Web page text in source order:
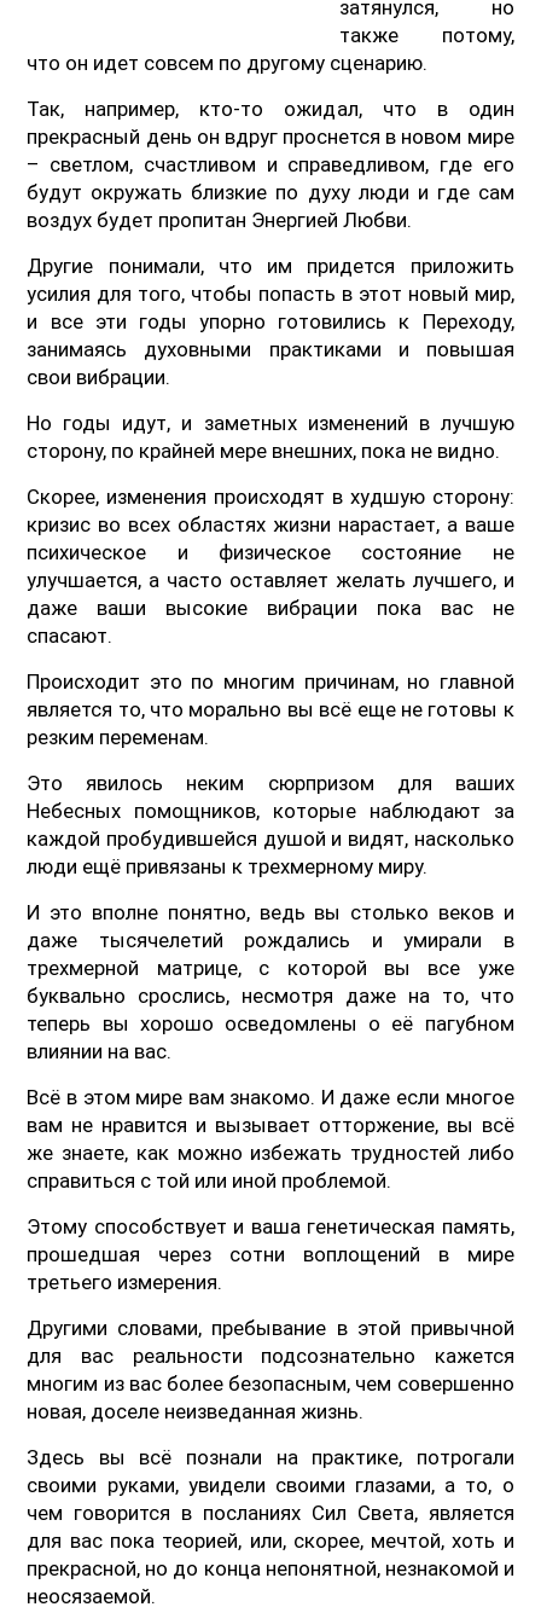
затянулся, но
также потому,
что он идет совсем по другому сценарию.
Так, например, кто-то ожидал, что в один
прекрасный день он вдруг проснется в новом мире
– светлом, счастливом и справедливом, где его
будут окружать близкие по духу люди и где сам
воздух будет пропитан Энергией Любви.
Другие понимали, что им придется приложить
усилия для того, чтобы попасть в этот новый мир,
и все эти годы упорно готовились к Переходу,
занимаясь духовными практиками и повышая
свои вибрации.
Но годы идут, и заметных изменений в лучшую
сторону, по крайней мере внешних, пока не видно.
Скорее, изменения происходят в худшую сторону:
кризис во всех областях жизни нарастает, а ваше
психическое и физическое состояние не
улучшается, а часто оставляет желать лучшего, и
даже ваши высокие вибрации пока вас не
спасают.
Происходит это по многим причинам, но главной
является то, что морально вы всё еще не готовы к
резким переменам.
Это явилось неким сюрпризом для ваших
Небесных помощников, которые наблюдают за
каждой пробудившейся душой и видят, насколько
люди ещё привязаны к трехмерному миру.
И это вполне понятно, ведь вы столько веков и
даже тысячелетий рождались и умирали в
трехмерной матрице, с которой вы все уже
буквально срослись, несмотря даже на то, что
теперь вы хорошо осведомлены о её пагубном
влиянии на вас.
Всё в этом мире вам знакомо. И даже если многое
вам не нравится и вызывает отторжение, вы всё
же знаете, как можно избежать трудностей либо
справиться с той или иной проблемой.
Этому способствует и ваша генетическая память,
прошедшая через сотни воплощений в мире
третьего измерения.
Другими словами, пребывание в этой привычной
для вас реальности подсознательно кажется
многим из вас более безопасным, чем совершенно
новая, доселе неизведанная жизнь.
Здесь вы всё познали на практике, потрогали
своими руками, увидели своими глазами, а то, о
чем говорится в посланиях Сил Света, является
для вас пока теорией, или, скорее, мечтой, хоть и
прекрасной, но до конца непонятной, незнакомой и
неосязаемой.